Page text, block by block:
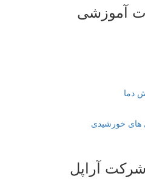
آموزشی
دما
های خورشیدی
آراپل